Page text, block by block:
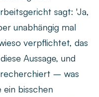
sagt: 'Ja,
unabhängig mal
verpflichtet, das
Aussage, und
– was
bisschen